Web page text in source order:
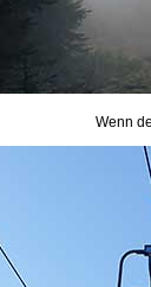
Wenn